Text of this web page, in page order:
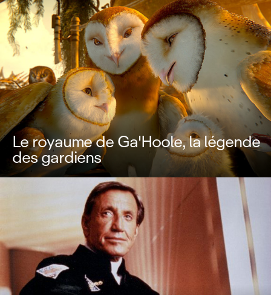
Le royaume de Ga'Hoole, la légende
des gardiens